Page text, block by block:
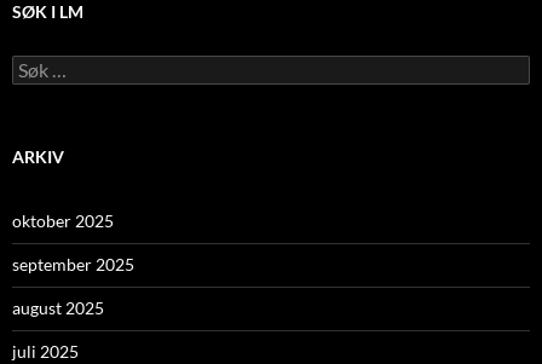
SØK I LM
Leit
etter:
ARKIV
oktober 2025
september 2025
august 2025
juli 2025